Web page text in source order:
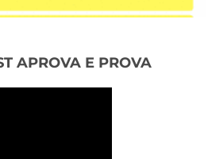
APROVA E PROVA